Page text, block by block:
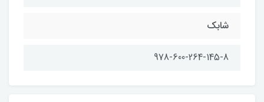
شابک
978-600-264-145-8